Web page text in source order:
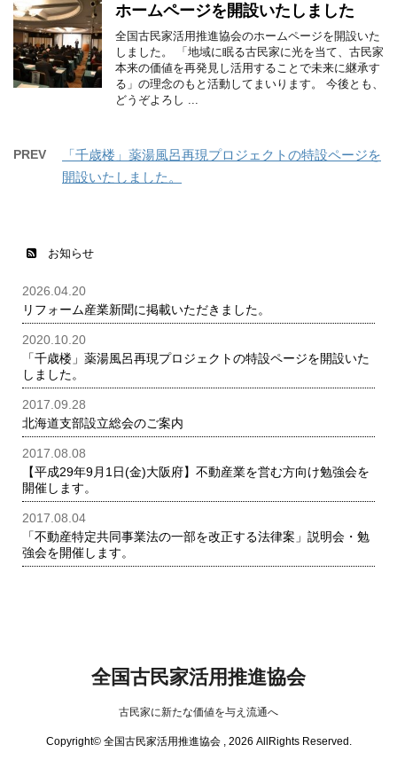
ホームページを開設いたしました
全国古民家活用推進協会のホームページを開設いた
しました。 「地域に眠る古民家に光を当て、古民家
本来の価値を再発見し活用することで未来に継承す
る」の理念のもと活動してまいります。 今後とも、
どうぞよろし ...
PREV
「千歳楼」薬湯風呂再現プロジェクトの特設ページを
開設いたしました。
お知らせ
2026.04.20
リフォーム産業新聞に掲載いただきました。
2020.10.20
「千歳楼」薬湯風呂再現プロジェクトの特設ページを開設いた
しました。
2017.09.28
北海道支部設立総会のご案内
2017.08.08
【平成29年9月1日(金)大阪府】不動産業を営む方向け勉強会を
開催します。
2017.08.04
「不動産特定共同事業法の一部を改正する法律案」説明会・勉
強会を開催します。
全国古民家活用推進協会
古民家に新たな価値を与え流通へ
Copyright© 全国古民家活用推進協会 , 2026 AllRights Reserved.